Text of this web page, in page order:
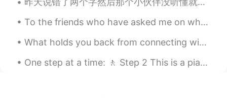
CN EN
很有用👍
臧荣斌 2020.06.10 08:28
To the friends who have asked me on what I did on day off on Friday here are some pictures just f...
What holds you back from connecting with other? Do you feel afraid to speak to someone for the f...
One step at a time: 🚶 Step 2 This is a piano 🎹, my piano. I play the piano, but I'm not the best...